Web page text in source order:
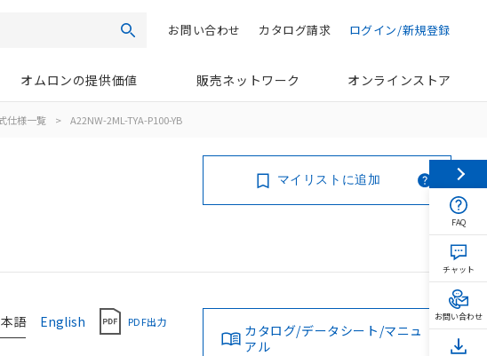
検索 ログイン/新規登録
カタログ請求
お問い合わせ
オムロンの提供価値 販売ネットワーク オンラインストア
仕様一覧 > A22NW-2ML-TYA-P100-YB
マイリストに追加
語 English PDF出力
カタログ/データシート/マニュ
アル
FAQ
チャット
お問い合わせ